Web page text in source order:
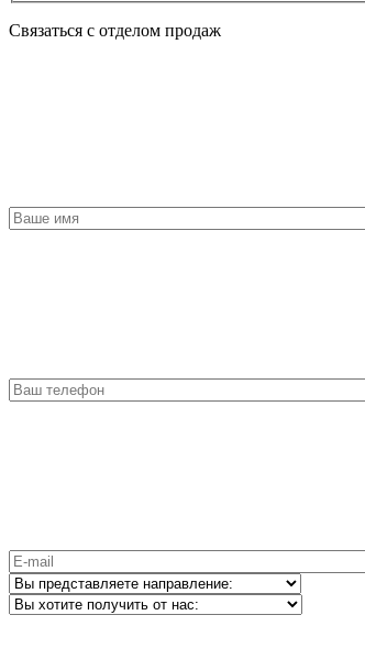
Оставьте это поле пустым.
Связаться с отделом продаж